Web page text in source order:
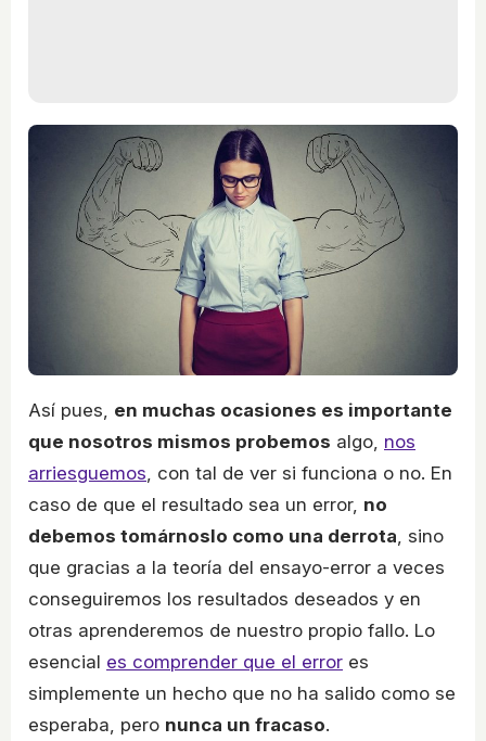
Así pues, en muchas ocasiones es importante
que nosotros mismos probemos algo, nos
arriesguemos , con tal de ver si funciona o no. En
caso de que el resultado sea un error, no
debemos tomárnoslo como una derrota , sino
que gracias a la teoría del ensayo-error a veces
conseguiremos los resultados deseados y en
otras aprenderemos de nuestro propio fallo. Lo
esencial es comprender que el error es
simplemente un hecho que no ha salido como se
esperaba, pero nunca un fracaso.